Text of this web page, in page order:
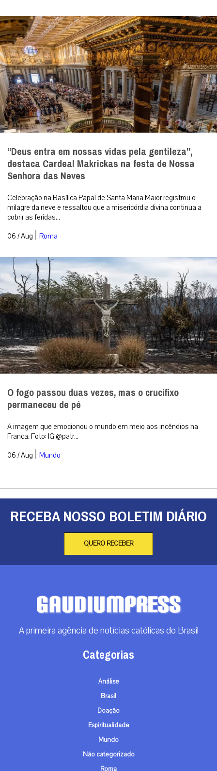
“Deus entra em nossas vidas pela gentileza”,
destaca Cardeal Makrickas na festa de Nossa
Senhora das Neves
Celebração na Basílica Papal de Santa Maria Maior registrou o
milagre da neve e ressaltou que a misericórdia divina continua a
cobrir as feridas...
06 / Aug | Roma
O fogo passou duas vezes, mas o crucifixo
permaneceu de pé
A imagem que emocionou o mundo em meio aos incêndios na
França. Foto: IG @patr...
06 / Aug | Mundo
RECEBA NOSSO BOLETIM DIÁRIO
QUERO RECEBER
A primeira agência de notícias católicas do Brasil
Categorias
Análise
Brasil
Doação
Espiritualidade
Mundo
Não categorizado
Roma